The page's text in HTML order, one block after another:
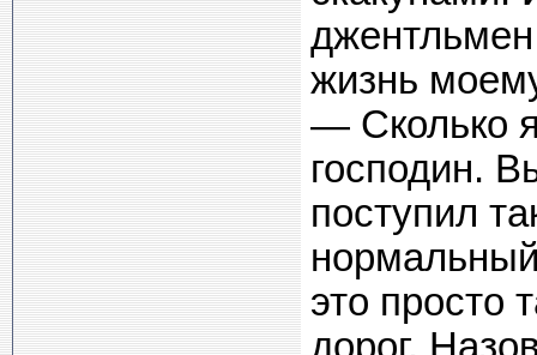
жизнь
— Сколько
господин.
поступил
это просто